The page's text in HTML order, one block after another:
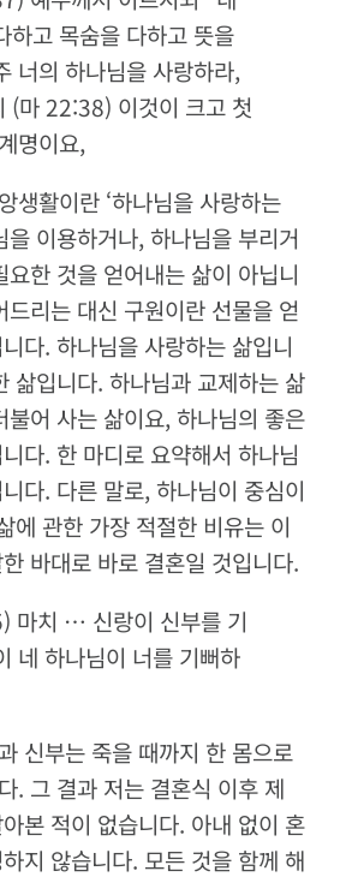
하고 목숨을 다하고 뜻을
너의 하나님을 사랑하라,
(마22:38) 이것이 크고 첫
명이요,
생활이란‘하나님을 사랑하는
을 이용하거나, 하나님을 부리거
요한 것을 얻어내는 삶이 아닙니
드리는 대신 구원이란 선물을 얻
다. 하나님을 사랑하는 삶입니
삶입니다. 하나님과 교제하는 삶
불어 사는 삶이요, 하나님의 좋은
다. 한 마디로 요약해서 하나님
다. 다른 말로, 하나님이 중심이
에 관한 가장 적절한 비유는 이
바대로 바로 결혼일 것입니다.
마치 … 신랑이 신부를 기
네 하나님이 너를 기뻐하
신부는 죽을 때까지 한 몸으로
. 그 결과 저는 결혼식 이후 제
본 적이 없습니다. 아내 없이 혼
지 않습니다. 모든 것을 함께 해